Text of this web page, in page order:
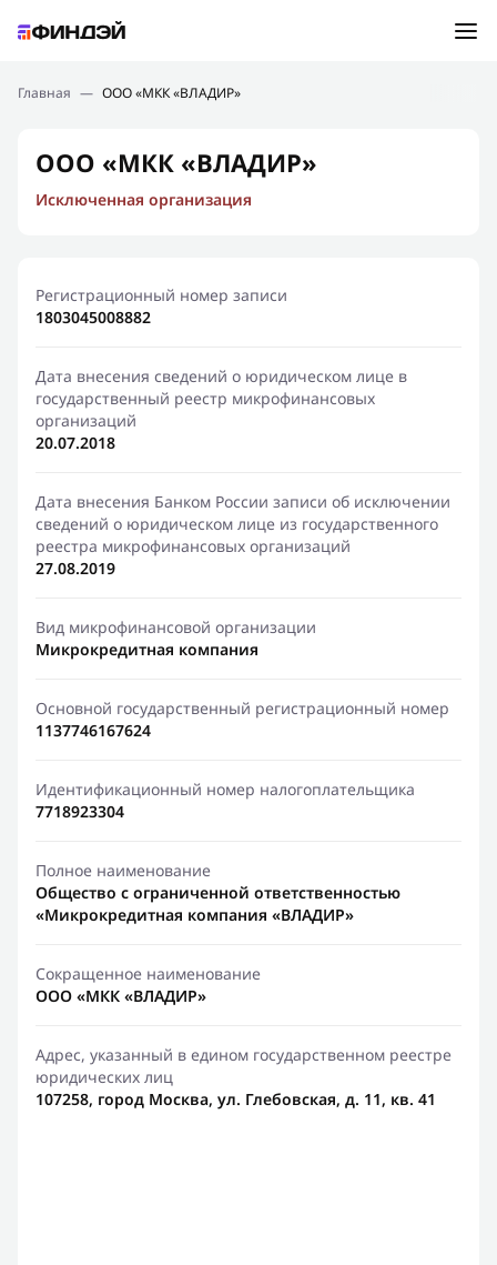
Подбор займа
Новости
Финансовое просвещение
Главная — ООО «МКК «ВЛАДИР»
ООО «МКК «ВЛАДИР»
Исключенная организация
Регистрационный номер записи
1803045008882
Дата внесения сведений о юридическом лице в
государственный реестр микрофинансовых
организаций
20.07.2018
Дата внесения Банком России записи об исключении
сведений о юридическом лице из государственного
реестра микрофинансовых организаций
27.08.2019
Вид микрофинансовой организации
Микрокредитная компания
Основной государственный регистрационный номер
1137746167624
Идентификационный номер налогоплательщика
7718923304
Полное наименование
Общество с ограниченной ответственностью
«Микрокредитная компания «ВЛАДИР»
Сокращенное наименование
ООО «МКК «ВЛАДИР»
Адрес, указанный в едином государственном реестре
юридических лиц
107258, город Москва, ул. Глебовская, д. 11, кв. 41
Ошибка:Контактная форма не найдена.
Спасибо, что написали нам
Мы свяжемся с Вами в ближайшее время и сообщим
результат
Отправить новый запрос